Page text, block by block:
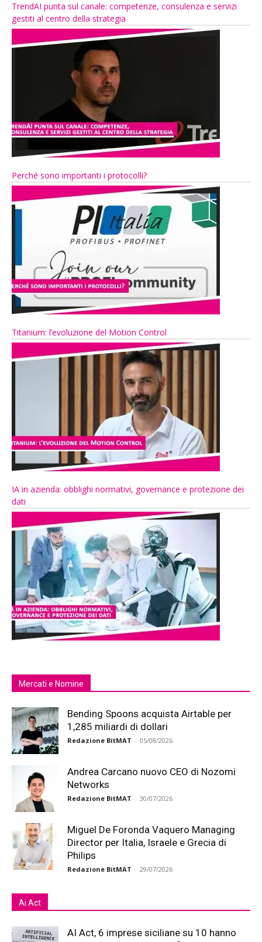
TrendAI punta sul canale: competenze, consulenza e servizi
gestiti al centro della strategia
Perché sono importanti i protocolli?
Titanium: l’evoluzione del Motion Control
IA in azienda: obblighi normativi, governance e protezione dei
dati
Mercati e Nomine
Bending Spoons acquista Airtable per
1,285 miliardi di dollari
Redazione BitMAT - 05/08/2026
Andrea Carcano nuovo CEO di Nozomi
Networks
Redazione BitMAT - 30/07/2026
Miguel De Foronda Vaquero Managing
Director per Italia, Israele e Grecia di
Philips
Redazione BitMAT - 29/07/2026
Ai Act
AI Act, 6 imprese siciliane su 10 hanno